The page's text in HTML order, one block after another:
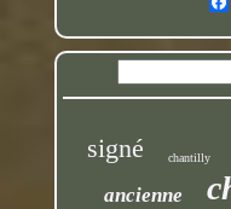
signé chantilly
ancienne